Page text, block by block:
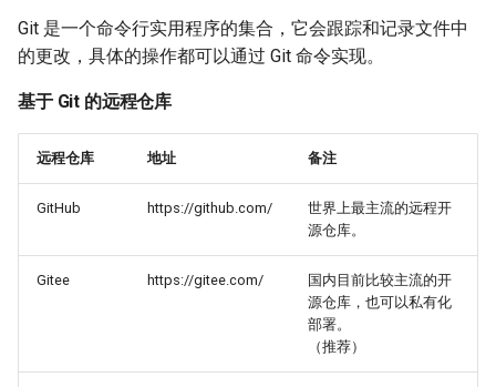
Git 远程仓库的应用场景
克隆远程仓库
HTTPS 连接
Git 客户端与 IDE 实战
Git 是一个命令行实用程序的集合，它会跟踪和记录文件中
的更改，具体的操作都可以通过 Git 命令实现。
基于 Git 的远程仓库
远程仓库 地址 备注
GitHub https://github.com/
世界上最主流的远程开
源仓库。
Gitee https://gitee.com/
国内目前比较主流的开
源仓库，也可以私有化
部署。
（推荐）